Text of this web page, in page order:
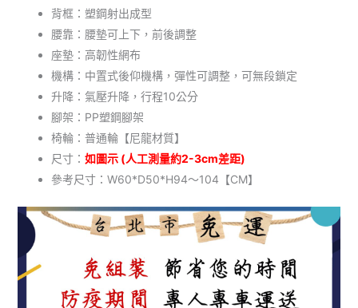
背框：塑鋼射出成型
腰靠：腰墊可上下，前後調整
座墊：高韌性網布
機構：中置式後仰機構，彈性可調整，可無段鎖定
升降：氣壓升降，行程10公分
腳架：PP塑鋼腳架
椅輪：普通輪【尼龍材質】
尺寸： 如圖示 (人工測量約2-3cm差距)
參考尺寸：W60*D50*H94～104【CM】